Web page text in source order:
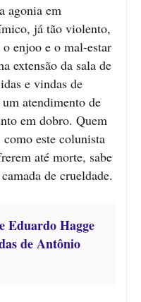
agonia em
já tão violento,
enjoo e o mal-estar
extensão da sala de
e vindas de
atendimento de
em dobro. Quem
este colunista
até morte, sabe
de crueldade.
Eduardo Hagge
de Antônio